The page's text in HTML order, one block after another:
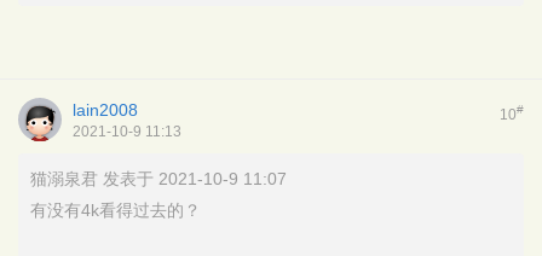
10#
lain2008
2021-10-9 11:13
猫溺泉君 发表于 2021-10-9 11:07
有没有4k看得过去的？